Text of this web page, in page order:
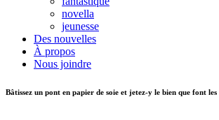
novella
jeunesse
Des nouvelles
À propos
Nous joindre
Bâtissez un pont en papier de soie et jetez-y le bien que font